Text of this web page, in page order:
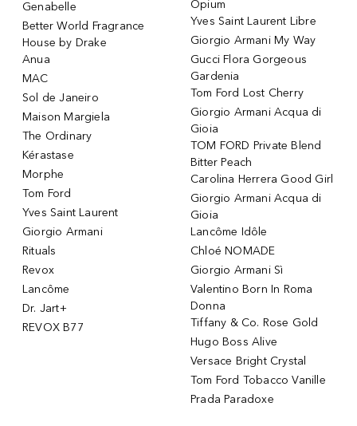
Genabelle
Better World Fragrance
House by Drake
Anua
MAC
Sol de Janeiro
Maison Margiela
The Ordinary
Kérastase
Morphe
Tom Ford
Yves Saint Laurent
Giorgio Armani
Rituals
Revox
Lancôme
Dr. Jart+
REVOX B77
Opium
Yves Saint Laurent Libre
Giorgio Armani My Way
Gucci Flora Gorgeous
Gardenia
Tom Ford Lost Cherry
Giorgio Armani Acqua di
Gioia
TOM FORD Private Blend
Bitter Peach
Carolina Herrera Good Girl
Giorgio Armani Acqua di
Gioia
Lancôme Idôle
Chloé NOMADE
Giorgio Armani Sì
Valentino Born In Roma
Donna
Tiffany & Co. Rose Gold
Hugo Boss Alive
Versace Bright Crystal
Tom Ford Tobacco Vanille
Prada Paradoxe